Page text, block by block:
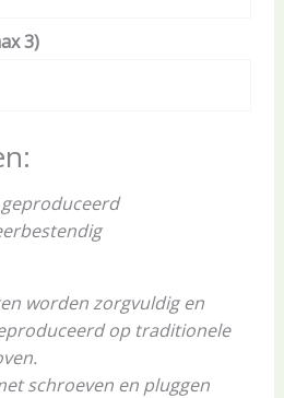
3)
worden zorgvuldig en
op traditionele
schroeven en pluggen